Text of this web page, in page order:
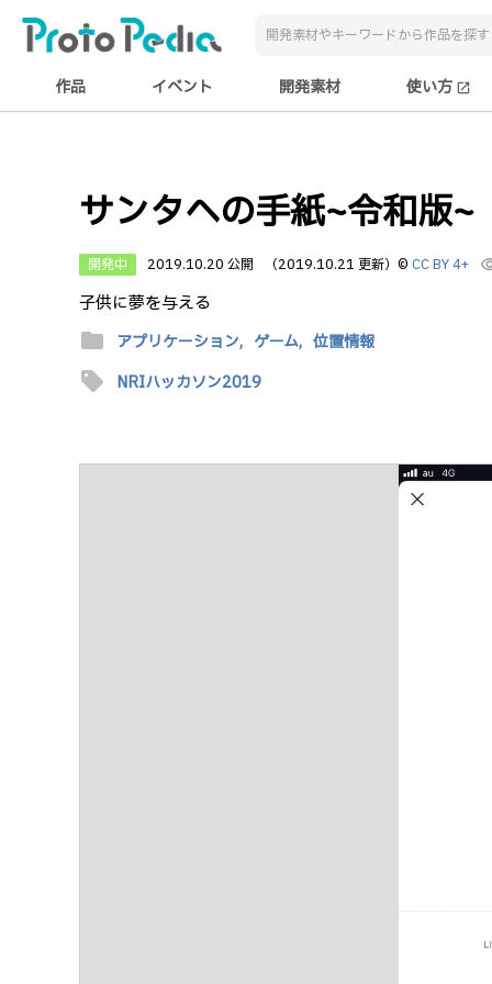
作品 イベント 開発素材 使い方 open_in_new
サンタへの手紙~令和版~
開発中 2019.10.20 公開 （2019.10.21 更新） © CC BY 4+
子供に夢を与える
folder アプリケーション, ゲーム, 位置情報
sell NRIハッカソン2019